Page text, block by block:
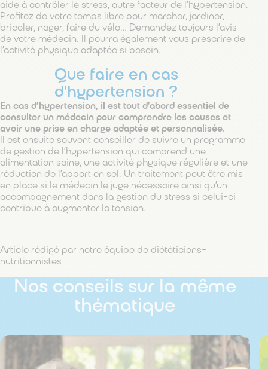
aide à contrôler le stress, autre facteur de l’hypertension.
Profitez de votre temps libre pour marcher, jardiner,
bricoler, nager, faire du vélo… Demandez toujours l’avis
de votre médecin. Il pourra également vous prescrire de
l’activité physique adaptée si besoin.
Que faire en cas
d'hypertension ?
En cas d’hypertension, il est tout d’abord essentiel de
consulter un médecin pour comprendre les causes et
avoir une prise en charge adaptée et personnalisée.
Il est ensuite souvent conseiller de suivre un programme
de gestion de l’hypertension qui comprend une
alimentation saine, une activité physique régulière et une
réduction de l’apport en sel. Un traitement peut être mis
en place si le médecin le juge nécessaire ainsi qu’un
accompagnement dans la gestion du stress si celui-ci
contribue à augmenter la tension.
Article rédigé par notre équipe de diététiciens-
nutritionnistes
Nos conseils sur la même
thématique